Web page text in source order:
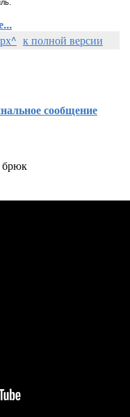
к полной версии
сообщение
брюк